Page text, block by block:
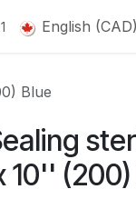
English (CAD)
Blue
(200)